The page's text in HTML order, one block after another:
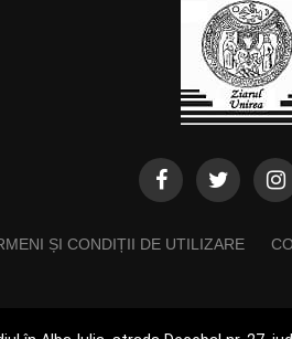
ȘI CONDIȚII DE UTILIZARE